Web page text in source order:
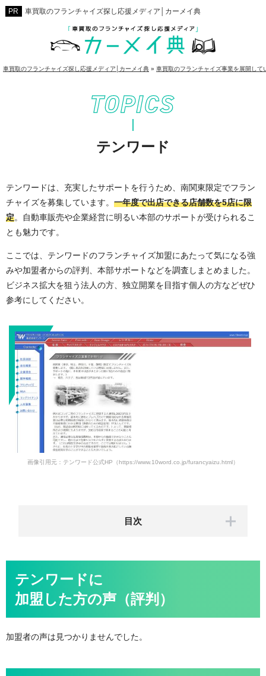
車買取のフランチャイズ探し応援メディア│カーメイ典
車買取のフランチャイズ探し応援メディア│カーメイ典 » 車買取のフランチャイズ事業を展開して
テンワード
テンワードは、充実したサポートを行うため、南関東限定でフラン
チャイズを募集しています。 一年度で出店できる店舗数を5店に限
定。自動車販売や企業経営に明るい本部のサポートが受けられるこ
とも魅力です。
ここでは、テンワードのフランチャイズ加盟にあたって気になる強
みや加盟者からの評判、本部サポートなどを調査しまとめました。
ビジネス拡大を狙う法人の方、独立開業を目指す個人の方などぜひ
参考にしてください。
画像引用元：テンワード公式HP（https://www.10word.co.jp/furancyaizu.html）
テンワードに
加盟した方の声（評判）
加盟者の声は見つかりませんでした。